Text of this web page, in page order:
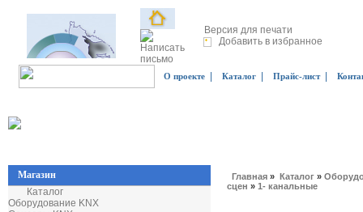
Версия для печати
Добавить в избранное
О проекте Каталог Прайс-лист|
Магазин
Каталог
Оборудование KNX
Главная » Каталог »
сцен » 1- канальные